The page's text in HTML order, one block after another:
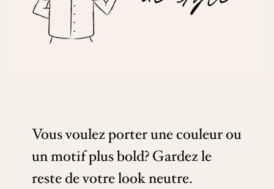
Vous voulez porter une couleur ou
un motif plus bold? Gardez le
reste de votre look neutre.